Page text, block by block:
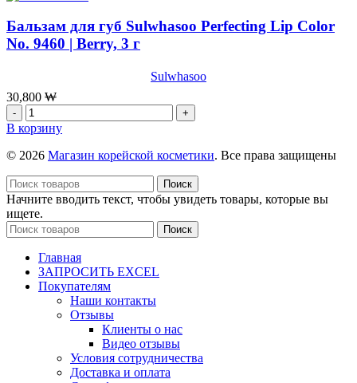
маска
с
охлаждающим
Cryo
R
ber
With
Soothing
Allantoin,
45г+5мл
Бальзам для губ Sulwhasoo Perfecting Lip Color
No. 9460 | Berry, 3 г
Sulwhasoo
30,800 ₩
Количество
товара
Бальзам
для
Sulwhasoo
Perfecting
Lip
Color
No.
9460
|
Berry,
В корзину
© 2026 Магазин корейской косметики. Все права защищены
Поиск
Начните вводить текст, чтобы увидеть товары, которые вы
ищете.
Поиск
Главная
ЗАПРОСИТЬ EXCEL
Покупателям
Наши контакты
Отзывы
Клиенты о нас
Видео отзывы
Условия сотрудничества
Доставка и оплата